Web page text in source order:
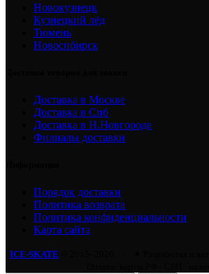
Новокузнецк
Кузнецкий лёд
Тюмень
Новосибирск
Доставка в Москве
Доставка в Спб
Доставка в Н.Новгороде
Филиалы доставки
Порядок доставки
Политика возврата
Политика конфиденциальности
Карта сайта
ICE-SKATE